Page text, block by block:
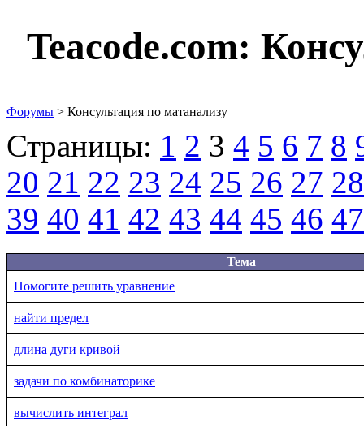
Teacode.com:
Форумы > Консультация по матанализу
Страницы: 1 2 3 4 5 6 7 8
20 21 22 23 24 25 26 27 28
39 40 41 42 43 44 45 46 47
Тема
Помогите решить уравнение
найти предел
длина дуги кривой
задачи по комбинаторике
вычислить интеграл